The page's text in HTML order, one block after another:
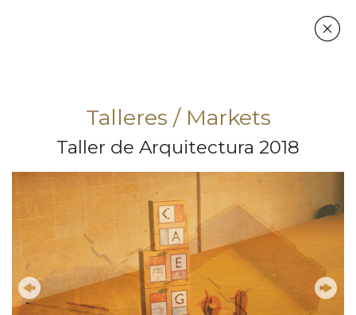
Talleres / Markets
Taller de Arquitectura 2018